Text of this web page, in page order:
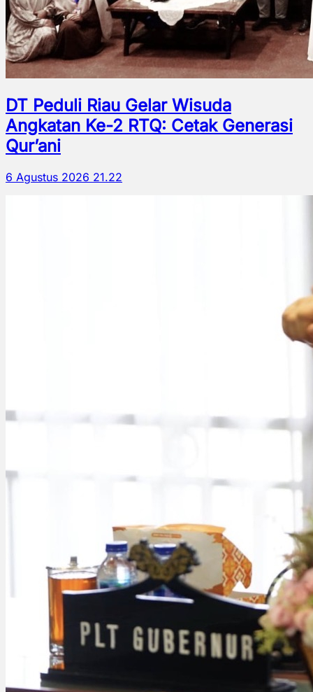
DT Peduli Riau Gelar Wisuda
Angkatan Ke-2 RTQ: Cetak Generasi
Qur’ani
6 Agustus 2026 21.22